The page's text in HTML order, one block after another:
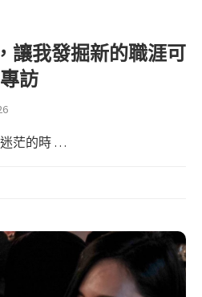
讓我發掘新的職涯可
訪
茫的時 …